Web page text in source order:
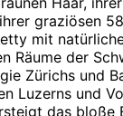
graziösen
mit
Räume der
Zürichs und
Luzerns und
das bloße